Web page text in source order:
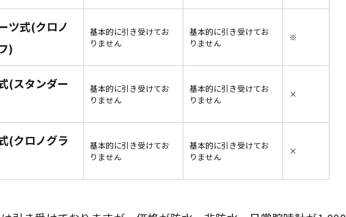
ツ式(クロノ
)
基本的に引き受けてお
りません
基本的に引き受けてお
りません
※
(スタンダー
基本的に引き受けてお
りません
基本的に引き受けてお
りません
×
(クロノグラ
基本的に引き受けてお
りません
基本的に引き受けてお
りません
×